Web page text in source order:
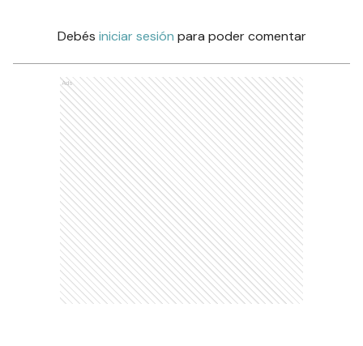
Debés iniciar sesión para poder comentar
Ads